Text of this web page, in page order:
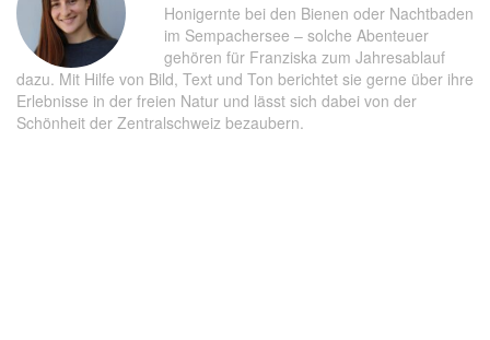
Honigernte bei den Bienen oder Nachtbaden
im Sempachersee – solche Abenteuer
gehören für Franziska zum Jahresablauf
dazu. Mit Hilfe von Bild, Text und Ton berichtet sie gerne über ihre
Erlebnisse in der freien Natur und lässt sich dabei von der
Schönheit der Zentralschweiz bezaubern.